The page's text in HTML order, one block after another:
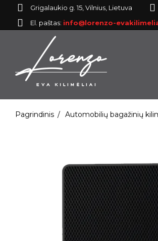
Grigalaukio g. 15, Vilnius, Lietuva
El. paštas: info@lorenzo-
Pagrindinis Automobilių bagažinių